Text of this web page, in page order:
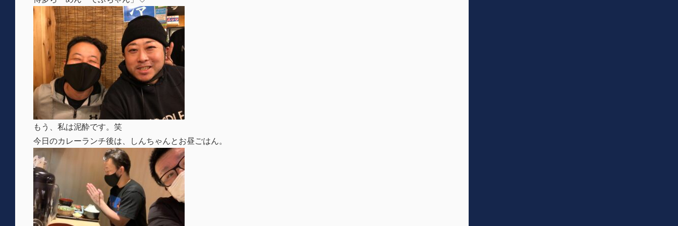
もう、私は泥酔です。笑
今日のカレーランチ後は、しんちゃんとお昼ごはん。